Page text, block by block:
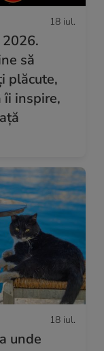
18 iul.
să
plăcute,
îi inspire,
18 iul.
unde